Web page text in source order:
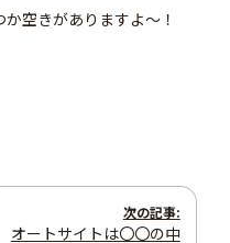
空きがありますよ～！
次の記事:
オートサイトは〇〇の中